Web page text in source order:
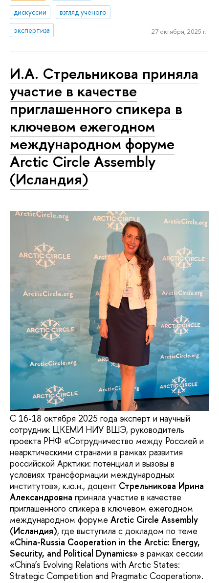
дискуссии
взгляд ученого
экспертиза
27 октября, 2025 г.
И.А. Стрельникова приняла
участие в качестве
приглашенного спикера в
ключевом ежегодном
международном форуме
Arctic Circle Assembly
(Исландия)
С 16-18 октября 2025 года эксперт и научный
сотрудник ЦКЕМИ НИУ ВШЭ, руководитель
проекта РНФ «Сотрудничество между Россией и
неарктическими странами в рамках развития
российской Арктики: потенциал и вызовы в
условиях трансформации международных
институтов», к.ю.н., доцент Стрельникова Ирина
Александровна приняла участие в качестве
приглашенного спикера в ключевом ежегодном
международном форуме Arctic Circle Assembly
(Исландия), где выступила с докладом по теме
«China-Russia Cooperation in the Arctic: Energy,
Security, and Political Dynamics» в рамках сессии
«China’s Evolving Relations with Arctic States:
Strategic Competition and Pragmatic Cooperation».